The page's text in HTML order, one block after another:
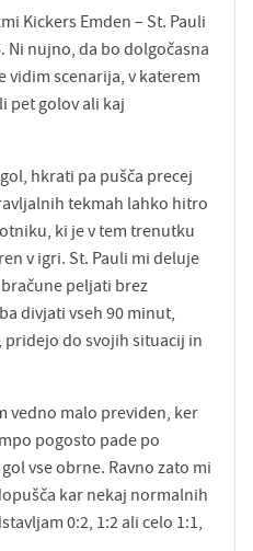
Kickers Emden – St. Pauli
Ni nujno, da bo dolgočasna
vidim scenarija, v katerem
pet golov ali kaj
hkrati pa pušča precej
tekmah lahko hitro
ki je v tem trenutku
v igri. St. Pauli mi deluje
peljati brez
divjati vseh 90 minut,
do svojih situacij in
vedno malo previden, ker
pogosto pade po
vse obrne. Ravno zato mi
kar nekaj normalnih
0:2, 1:2 ali celo 1:1,